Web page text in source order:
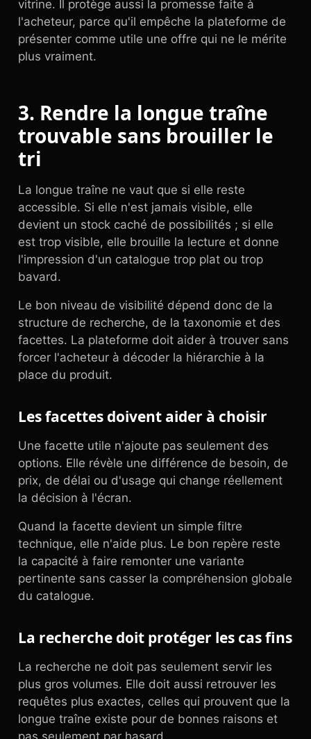
vitrine. Il protège aussi la promesse faite à
l'acheteur, parce qu'il empêche la plateforme de
présenter comme utile une offre qui ne le mérite
plus vraiment.
3. Rendre la longue traîne
trouvable sans brouiller le
tri
La longue traîne ne vaut que si elle reste
accessible. Si elle n'est jamais visible, elle
devient un stock caché de possibilités ; si elle
est trop visible, elle brouille la lecture et donne
l'impression d'un catalogue trop plat ou trop
bavard.
Le bon niveau de visibilité dépend donc de la
structure de recherche, de la taxonomie et des
facettes. La plateforme doit aider à trouver sans
forcer l'acheteur à décoder la hiérarchie à la
place du produit.
Les facettes doivent aider à choisir
Une facette utile n'ajoute pas seulement des
options. Elle révèle une différence de besoin, de
prix, de délai ou d'usage qui change réellement
la décision à l'écran.
Quand la facette devient un simple filtre
technique, elle n'aide plus. Le bon repère reste
la capacité à faire remonter une variante
pertinente sans casser la compréhension globale
du catalogue.
La recherche doit protéger les cas fins
La recherche ne doit pas seulement servir les
plus gros volumes. Elle doit aussi retrouver les
requêtes plus exactes, celles qui prouvent que la
longue traîne existe pour de bonnes raisons et
pas seulement par hasard.